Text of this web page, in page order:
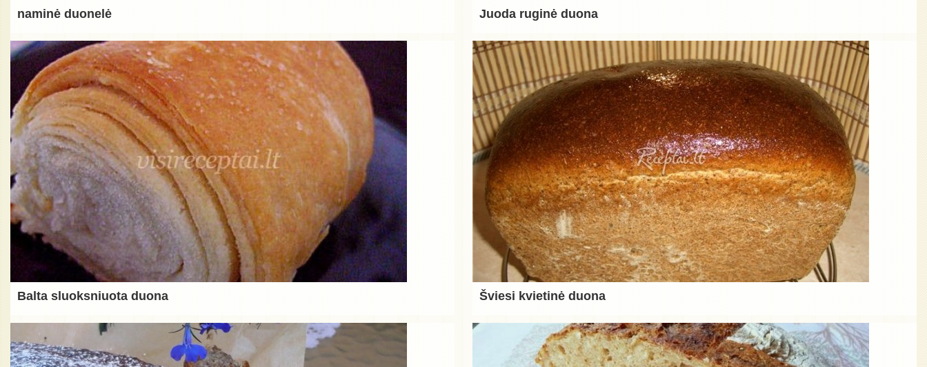
naminė duonelė Juoda ruginė duona
Balta sluoksniuota duona Šviesi kvietinė duona